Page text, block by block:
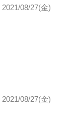
2021/08/27(金)
2021/08/27(金)